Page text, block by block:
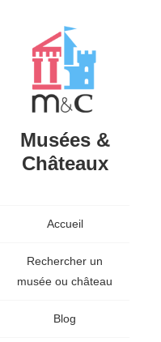
Musées &
Châteaux
Accueil
Rechercher un
musée ou château
Blog